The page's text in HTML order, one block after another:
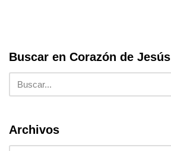
Buscar en Corazón de Jesús
Archivos